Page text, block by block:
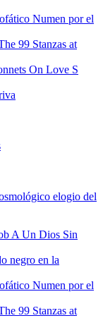
Numen por el
99 Stanzas at
On Love S
elogio del
A Un Dios Sin
negro en la
Numen por el
99 Stanzas at